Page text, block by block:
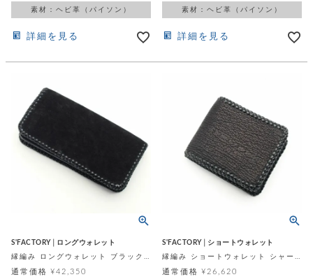
素材：ヘビ革（パイソン）
詳細を見る
素材：ヘビ革（パイソン）
詳細を見る
S'FACTORY│ロングウォレット
通常価格 ¥42,350
S'FACTORY│ショートウォレット
通常価格 ¥ 26,620